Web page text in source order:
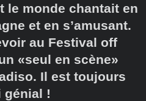
le monde chantait en
et en s’amusant.
au Festival off
«seul en scène»
Il est toujours
génial !